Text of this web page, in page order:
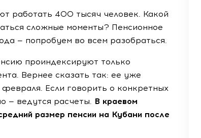
работать 400 тысяч человек. Какой
сложные моменты? Пенсионное
— попробуем во всем разобраться.
проиндексируют только
Вернее сказать так: ее уже
Если говорить о конкретных
— ведутся расчеты. В краевом
размер пенсии на Кубани после